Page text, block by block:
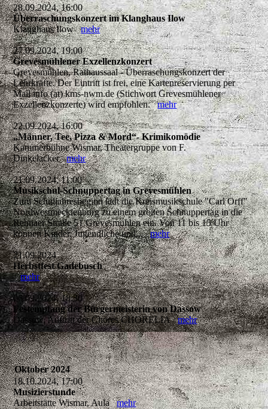
28.09.2024, 16:00
Überraschungskonzert im Klanghaus Ilow
Klanghaus Ilowmehr
27.09.2024, 19:00
Grevesmühlener Exzellenzkonzert
Grevesmühlen, Rathaussaal - Überraschungskonzert der
Lehrkräfte. Der Eintritt ist frei, eine Kartenreservierung per
Mail info (at) kms-nwm.de (Stichwort Grevesmühlener
Exzellenzkonzerte) wird empfohlen.mehr
22.09.2024, 16:00
„Männer, Tee, Pizza & Mord“- Krimikomödie
Kammerbühne Wismar, Theatergruppe von F.
Dinkelackermehr
21.09.2024, 11:00
Musikschul-Schnuppertag in Grevesmühlen
Zum Schuljahresbeginn lädt die Kreismusikschule "Carl Orff"
Nordwestmecklenburg zu einem großen Schnuppertag in die
Rehnaer Straße 51 Grevesmühlen ein. Von 11 bis 15 Uhr
können Kinder, Jugendliche und...mehr
21.09.2024
Herbstfest Gadebusch
mehr
06.09.2024, 18:30
Festempfang der Bürgermeisterin von Dassow
Dassow, Auftritt der Chores CHORELIAmehr
Oktober 2024
18.10.2024, 17:00
Musizierstunde
Arbeitstätte Wismar, Aulamehr